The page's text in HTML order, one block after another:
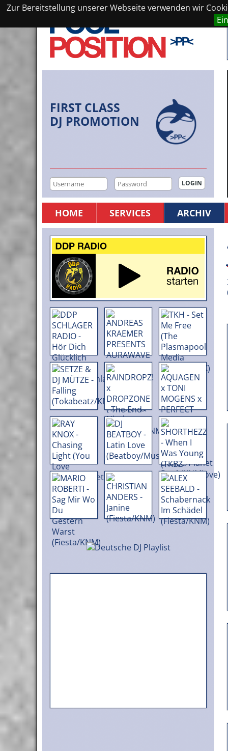
Zur Bereitstellung unserer Webseite verwenden wir
FIRST CLASS
DJ PROMOTION
HOME SERVICES ARCHIV